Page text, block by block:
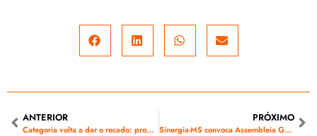
ANTERIOR
Categoria volta a dar o recado: proposta de PLR da Energisa é rejeitada em assembleia online
PRÓXIMO
Sinergia-MS convoca Assembleia Geral para apreciação do ACT Energisa 2025/2026